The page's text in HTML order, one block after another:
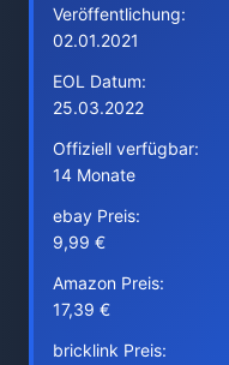
Veröffentlichung:
02.01.2021
EOL Datum:
25.03.2022
Offiziell verfügbar:
14 Monate
ebay Preis:
9,99 €
Amazon Preis:
17,39 €
bricklink Preis: